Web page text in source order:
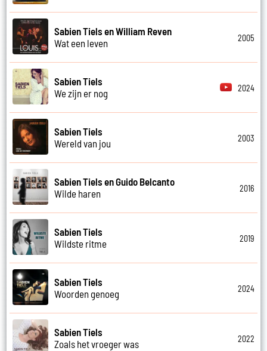
Sabien Tiels en William Reven
Wat een leven
2005
Sabien Tiels
We zijn er nog
2024
Sabien Tiels
Wereld van jou
2003
Sabien Tiels en Guido Belcanto
Wilde haren
2016
Sabien Tiels
Wildste ritme
2019
Sabien Tiels
Woorden genoeg
2024
Sabien Tiels
Zoals het vroeger was
2022